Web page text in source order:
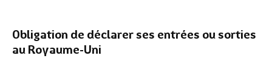
Obligation de déclarer ses entrées ou sorties
au Royaume-Uni